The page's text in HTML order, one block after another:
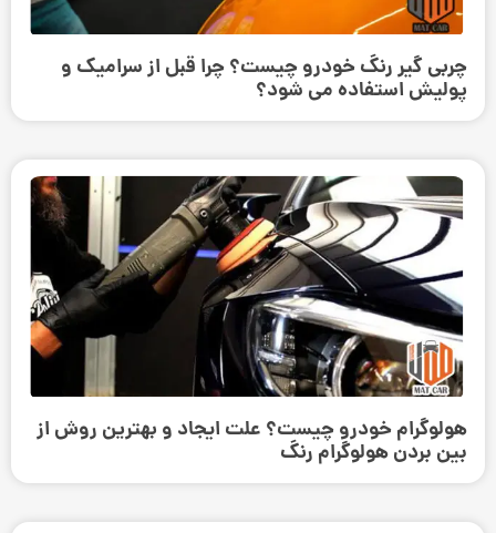
چربی گیر رنگ خودرو چیست؟ چرا قبل از سرامیک و
پولیش استفاده می ‌شود؟
هولوگرام خودرو چیست؟ علت ایجاد و بهترین روش از
بین بردن هولوگرام رنگ